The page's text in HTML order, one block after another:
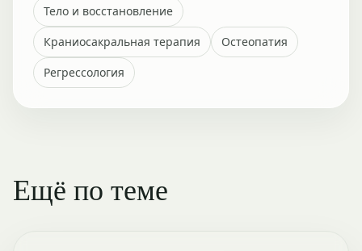
Тело и восстановление
Краниосакральная терапия
Остеопатия
Регрессология
Ещё по теме